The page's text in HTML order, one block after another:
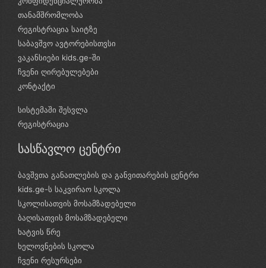
თანამშრომლობა
რეგისტრაცია საიტზე
საბავშვო ავტორებისთვსი
ვაკანსიები kids.ge-ში
ჩვენი ღირებულებები
კონტაქტი
სისტემაში შესვლა
რეგისტრაცია
სასწავლო ცენტრი
ბავშვთა განათლების და განვითარების ცენტრი
kids.ge-ს საკვირაო სკოლა
სკოლისათვის მოსამზადებელი
ბაღისათვის მოსამზადებელი
ხატვის წრე
ხელოვნების სკოლა
ჩვენი რესურსები